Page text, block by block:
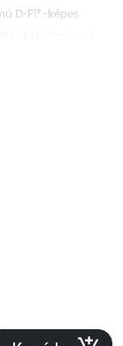
D-Fi®-képes
is vezérelhet. A
Fi™: 183 m
100–240 VAC,